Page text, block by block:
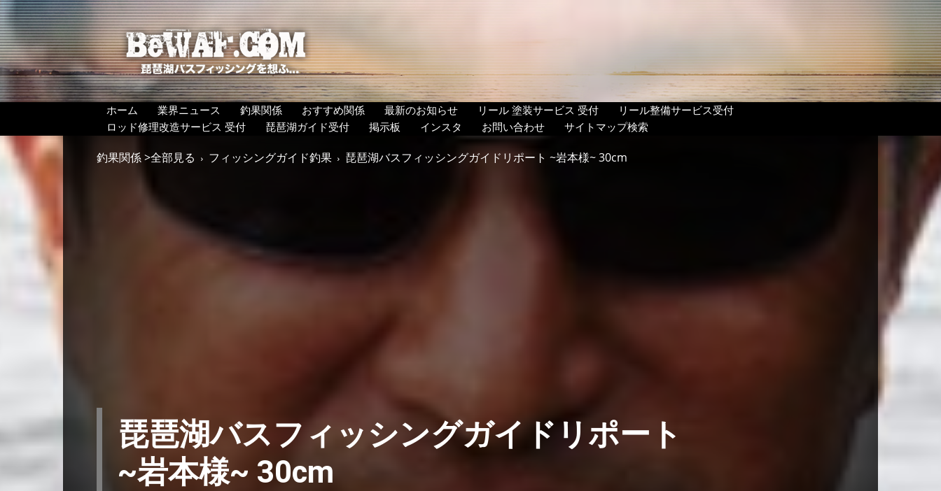
BeWAF
(ビ
ワ
エ
フ）
ホーム 業界ニュース 釣果関係 おすすめ関係 最新のお知らせ リール 塗装サービス 受付
リール整備サービス受付
ロッド修理改造サービス 受付
琵琶湖ガイド受付 掲示板 インスタ お問い合わせ サイトマップ検索
釣果関係 >全部見る フィッシングガイド釣果 琵琶湖バスフィッシングガイドリポート ~岩本様~ 30cm
琵琶湖バスフィッシングガイドリポート
~岩本様~ 30cm